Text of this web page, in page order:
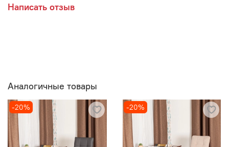
Написать отзыв
Аналогичные товары
-20% -20%